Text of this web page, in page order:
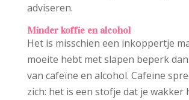
adviseren.
Minder koffie en alcohol
Het is misschien een inkoppertje
moeite hebt met slapen beperk
van cafeïne en alcohol. Cafeïne
zich: het is een stofje dat je wakker